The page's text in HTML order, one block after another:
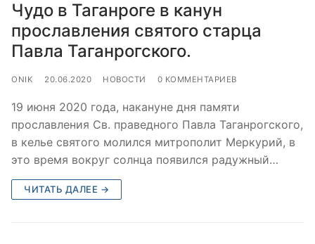
Чудо в Таганроге в канун
прославления святого старца
Павла Таганрогского.
ONIK 20.06.2020 НОВОСТИ 0 КОММЕНТАРИЕВ
19 июня 2020 года, накануне дня памяти
прославления Св. праведного Павла Таганрогского,
в келье святого молился митрополит Меркурий, в
это время вокруг солнца появился радужный…
ЧИТАТЬ ДАЛЕЕ →